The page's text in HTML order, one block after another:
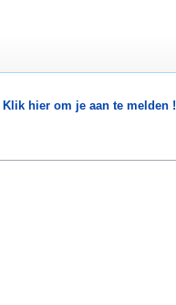
Klik hier om je aan te melden !